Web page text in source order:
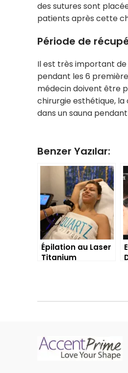
des sutures sont
patients après cette
Période de
Il est très important
pendant les 6
médecin doivent être
chirurgie esthétique, la
dans un sauna
Benzer Yazılar:
Épilation au Laser
Titanium